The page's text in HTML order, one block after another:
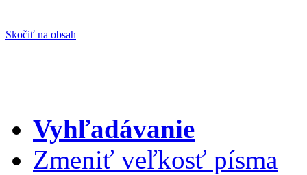
Skočiť na obsah
Vyhľadávanie
Zmeniť veľkosť písma